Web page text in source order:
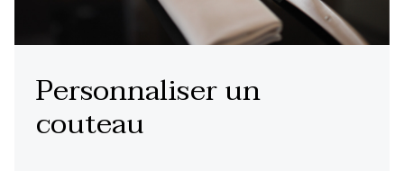
Personnaliser un
couteau